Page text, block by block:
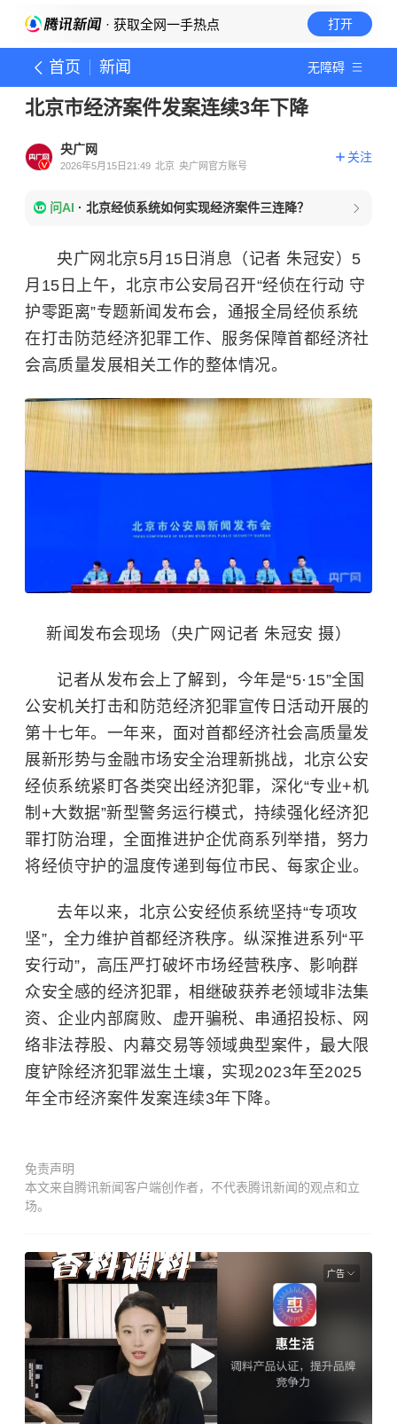
· 获取全网一手热点 打开
首页 新闻 无障碍
北京市经济案件发案连续3年下降
央广网
2026年5月15日21:49 北京 央广网官方账号
关注
问AI · 北京经侦系统如何实现经济案件三连降？
央广网北京5月15日消息（记者 朱冠安）5
月15日上午，北京市公安局召开“经侦在行动 守
护零距离”专题新闻发布会，通报全局经侦系统
在打击防范经济犯罪工作、服务保障首都经济社
会高质量发展相关工作的整体情况。
新闻发布会现场（央广网记者 朱冠安 摄）
记者从发布会上了解到，今年是“5·15”全国
公安机关打击和防范经济犯罪宣传日活动开展的
第十七年。一年来，面对首都经济社会高质量发
展新形势与金融市场安全治理新挑战，北京公安
经侦系统紧盯各类突出经济犯罪，深化“专业+机
制+大数据”新型警务运行模式，持续强化经济犯
罪打防治理，全面推进护企优商系列举措，努力
将经侦守护的温度传递到每位市民、每家企业。
去年以来，北京公安经侦系统坚持“专项攻
坚”，全力维护首都经济秩序。纵深推进系列“平
安行动”，高压严打破坏市场经营秩序、影响群
众安全感的经济犯罪，相继破获养老领域非法集
资、企业内部腐败、虚开骗税、串通招投标、网
络非法荐股、内幕交易等领域典型案件，最大限
度铲除经济犯罪滋生土壤，实现2023年至2025
年全市经济案件发案连续3年下降。
免责声明
本文来自腾讯新闻客户端创作者，不代表腾讯新闻的观点和立
场。
广告